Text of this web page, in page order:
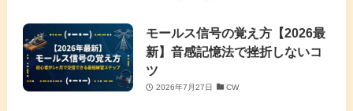
モールス信号の覚え方【2026最
新】音感記憶法で挫折しないコ
ツ
2026年7月27日 CW